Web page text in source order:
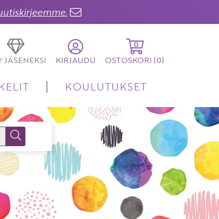
JÄSENEKSI KIRJAUDU
0
OSTOSKORI (0)
KOULUTUKSET